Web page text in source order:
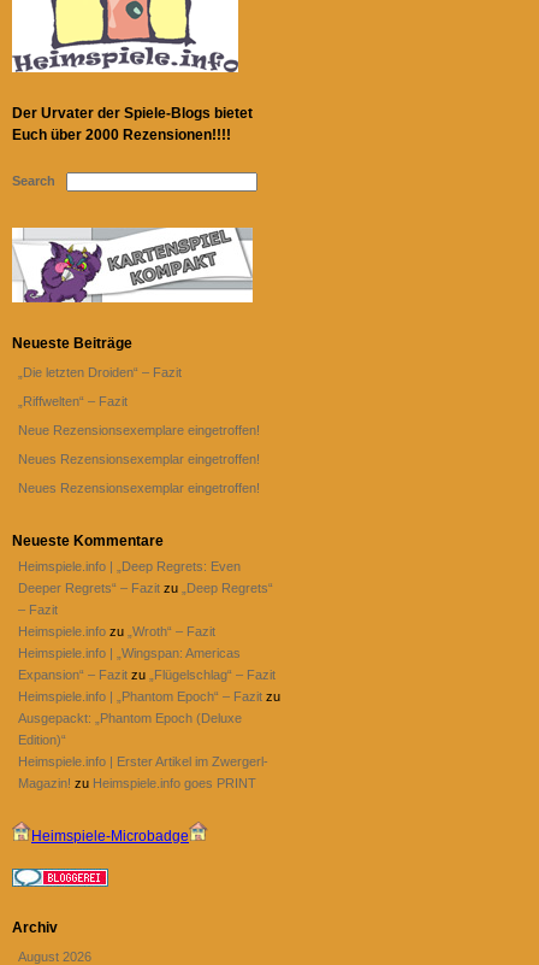
Der Urvater der Spiele-Blogs bietet
Euch über 2000 Rezensionen!!!!
Search
Neueste Beiträge
„Die letzten Droiden“ – Fazit
„Riffwelten“ – Fazit
Neue Rezensionsexemplare eingetroffen!
Neues Rezensionsexemplar eingetroffen!
Neues Rezensionsexemplar eingetroffen!
Neueste Kommentare
Heimspiele.info | „Deep Regrets: Even
Deeper Regrets“ – Fazit zu
„Deep Regrets“
– Fazit
Heimspiele.info zu „Wroth“ – Fazit
Heimspiele.info | „Wingspan: Americas
Expansion“ – Fazit zu
„Flügelschlag“ – Fazit
Heimspiele.info | „Phantom Epoch“ – Fazit zu
Ausgepackt: „Phantom Epoch (Deluxe
Edition)“
Heimspiele.info | Erster Artikel im Zwergerl-
Magazin! zu Heimspiele.info goes PRINT
Heimspiele-Microbadge
Archiv
August 2026